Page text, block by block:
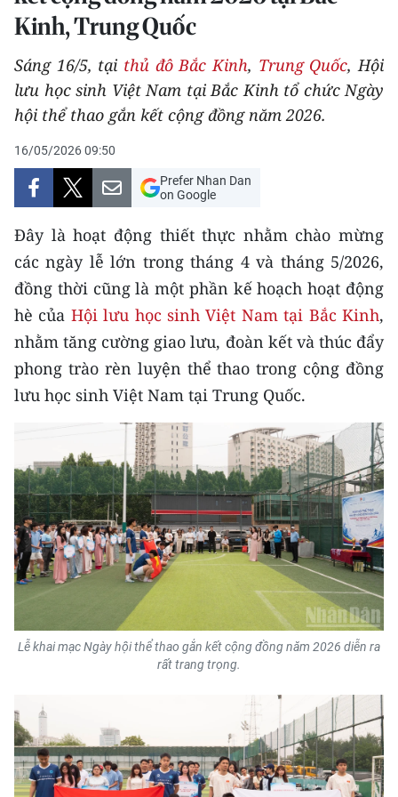
THỂ THAO
GIÁO DỤC
Y TẾ
KHOA HỌC - CÔNG NGHỆ
MÔI TRƯỜNG
BẠN ĐỌC
KIỂM CHỨNG THÔNG TIN
TRI THỨC CHUYÊN SÂU
54 DÂN TỘC VIỆT NAM
CHƯƠNG TRÌNH OCOP - MỖI XÃ
MỘT SẢN PHẨM
RADIO
MEDIA CENTER
E-Magazine
Media Chính trị
Media Văn hóa
Media Xã hội
Kinh, Trung Quốc
Sáng 16/5, tại thủ đô Bắc Kinh, Trung Quốc, Hội
lưu học sinh Việt Nam tại Bắc Kinh tổ chức Ngày
hội thể thao gắn kết cộng đồng năm 2026.
16/05/2026 09:50
Prefer Nhan Dan
on Google
Đây là hoạt động thiết thực nhằm chào mừng
các ngày lễ lớn trong tháng 4 và tháng 5/2026,
đồng thời cũng là một phần kế hoạch hoạt động
hè của Hội lưu học sinh Việt Nam tại Bắc Kinh,
nhằm tăng cường giao lưu, đoàn kết và thúc đẩy
phong trào rèn luyện thể thao trong cộng đồng
lưu học sinh Việt Nam tại Trung Quốc.
Lễ khai mạc Ngày hội thể thao gắn kết cộng đồng năm 2026 diễn ra
rất trang trọng.